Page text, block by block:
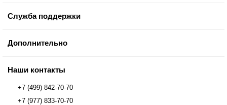
Служба поддержки
Дополнительно
Наши контакты
+7 (499) 842-70-70
+7 (977) 833-70-70